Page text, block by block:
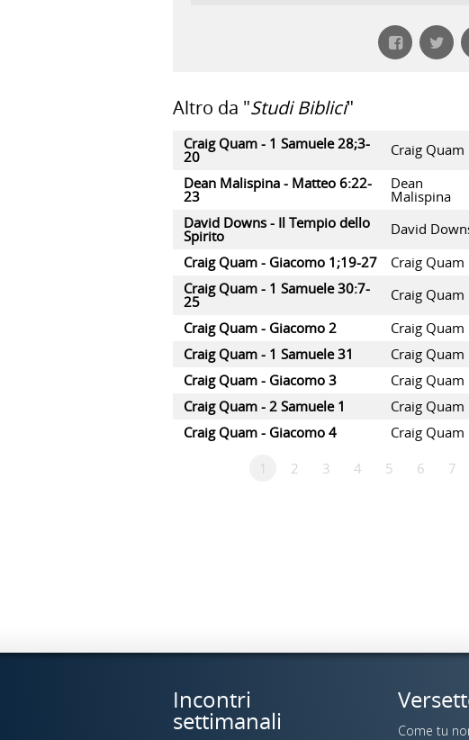
Altro da "Studi Biblici"
Craig Quam - 1 Samuele 28;3-
20 Craig Quam
Dean Malispina - Matteo 6:22-
23
Dean
Malispina
David Downs - Il Tempio dello
Spirito David
Craig Quam - Giacomo 1;19-27
Craig Quam
Craig Quam - 1 Samuele 30:7-
25 Craig Quam
Craig Quam - Giacomo 2
Craig Quam
Craig Quam - 1 Samuele 31
Craig Quam
Craig Quam - Giacomo 3
Craig Quam
Craig Quam - 2 Samuele 1
Craig Quam
Craig Quam - Giacomo 4
Craig Quam
1
2 3 4 5 6 7
Incontri
settimanali Come tu